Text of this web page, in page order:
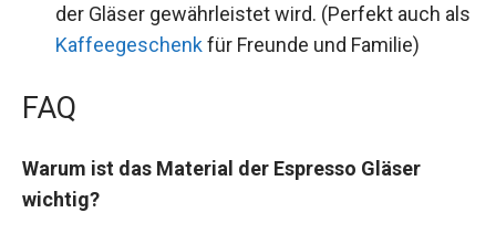
der Gläser gewährleistet wird. (Perfekt auch als
Kaffeegeschenkfür Freunde und Familie)
FAQ
Warum ist das Material der Espresso Gläser
wichtig?